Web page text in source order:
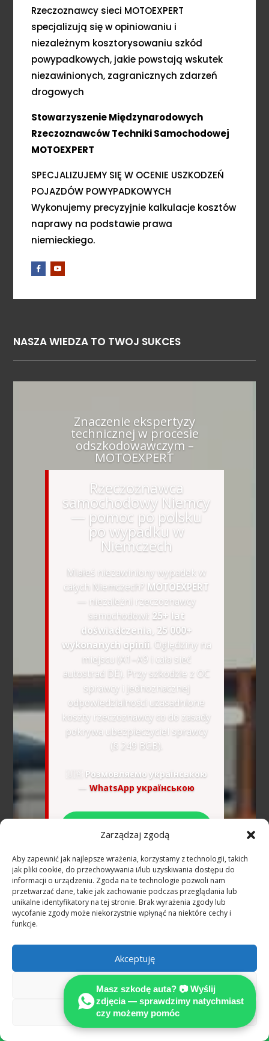
Zarządzaj zgodą
Aby zapewnić jak najlepsze wrażenia, korzystamy z technologii, takich
jak pliki cookie, do przechowywania i/lub uzyskiwania dostępu do
informacji o urządzeniu. Zgoda na te technologie pozwoli nam
przetwarzać dane, takie jak zachowanie podczas przeglądania lub
unikalne identyfikatory na tej stronie. Brak wyrażenia zgody lub
wycofanie zgody może niekorzystnie wpłynąć na niektóre cechy i
funkcje.
Akceptuję
Odmów
Zobacz preferencje
Rzeczoznawcy sieci MOTOEXPERT
specjalizują się w opiniowaniu i
niezależnym kosztorysowaniu szkód
powypadkowych, jakie powstają wskutek
niezawinionych, zagranicznych zdarzeń
drogowych
Stowarzyszenie Międzynarodowych
Rzeczoznawców Techniki Samochodowej
MOTOEXPERT
SPECJALIZUJEMY SIĘ W OCENIE USZKODZEŃ
POJAZDÓW POWYPADKOWYCH
Wykonujemy precyzyjnie kalkulacje kosztów
naprawy na podstawie prawa
niemieckiego.
NASZA WIEDZA TO TWOJ SUKCES
Znaczenie ekspertyzy
technicznej w procesie
odszkodowawczym –
MOTOEXPERT
Rzeczoznawca
samochodowy Niemcy
— pomoc po polsku
po wypadku w
Niemczech
Miałeś niezawiniony wypadek w
całych Niemczech? MOTOEXPERT
— niezależni rzeczoznawcy
samochodowi: 25+ lat
doświadczenia, 25 000+
wykonanych opinii . Oględziny na
miejscu (A1–A9 i cała sieć
autostrad DE). Przy szkodzie z OC
sprawcy i jednoznacznej
odpowiedzialności uzasadnione
koszty rzeczoznawcy co do zasady
pokrywa ubezpieczyciel sprawcy
(§ 249 BGB).
🇺🇦 Розмовляємо українською
— WhatsApp українською
WhatsApp — bezpłatna
wstępna ocena
Dowiedz się, jak niezależna opinia techniczna
pomaga ustalić pełne odszkodowanie według
Wypadek w Niemczech —
najczęstsze pytania
(Niemcy)
Ile kosztuje rzeczoznawca
samochodowy po wypadku w

Masz szkodę auta? 📷 Wyślij
zdjęcia — sprawdzimy natychmiast
czy możemy pomóc